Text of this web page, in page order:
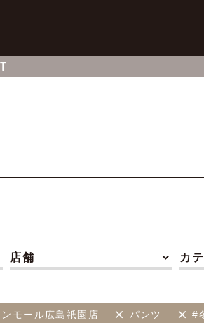
店舗 カ
モール広島祇園店 パンツ #